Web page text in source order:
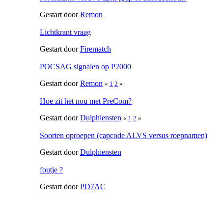
Gestart doorRemon
Lichtkrant vraag
Gestart doorFirematch
POCSAG signalen op P2000
Gestart doorRemon « 1 2 »
Hoe zit het nou met PreCom?
Gestart doorDulphiensten « 1 2 »
Soorten oproepen (capcode ALVS versus roepnamen)
Gestart doorDulphiensten
foutje ?
Gestart doorPD7AC